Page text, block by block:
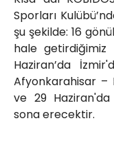
Sporları
şu şekilde: 16
hale getirdiğimiz
Haziran’da
Afyonkarahisar
ve 29
sona erecektir.